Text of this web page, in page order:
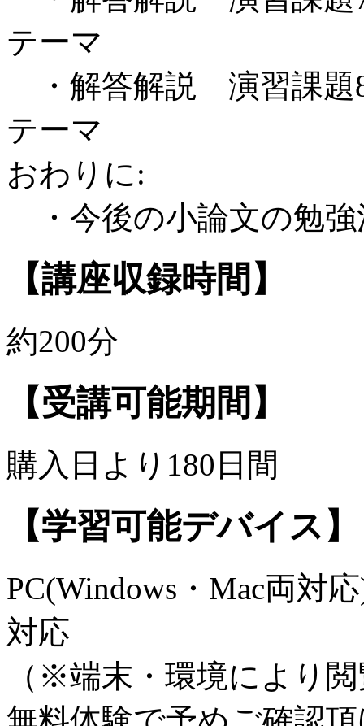
テーマ
・解答解説 演習課
テーマ
おわりに:
・今後の小論文の勉強
【講座収録時間】
約200分
【受講可能期間】
購入日より180日間
【学習可能デバイス】
PC(Windows・Mac両対
対応
（※端末・環境により